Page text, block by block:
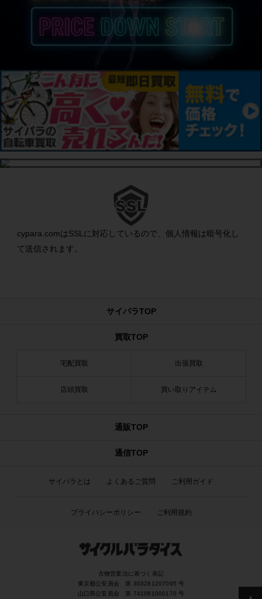
cypara.comはSSLに対応しているので、個人情報は暗号化し
て送信されます。
サイパラTOP
買取TOP
宅配買取 出張買取
店頭買取 買い取りアイテム
通販TOP
通信TOP
サイパラとは よくあるご質問 ご利用ガイド
プライバシーポリシー ご利用規約
古物営業法に基づく表記
東京都公安員会 第 303281207095 号
山口県公安員会 第 741081000170 号